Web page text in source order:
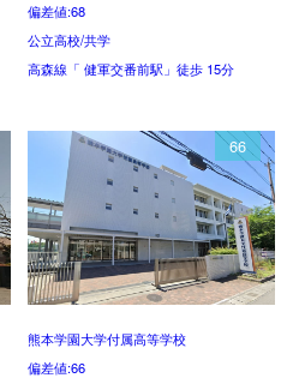
偏差値:68
公立高校/共学
高森線「 健軍交番前駅」徒歩 15分
66
熊本学園大学付属高等学校
偏差値:66